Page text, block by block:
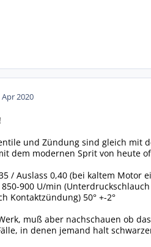
Apr 2020
und Zündung sind gleich mit
dem modernen Sprit von heute
/ Auslass 0,40 (bei kaltem Motor
900 U/min
Kontaktzündung) 50° +-2°
muß aber nachschauen ob
in denen jemand halt